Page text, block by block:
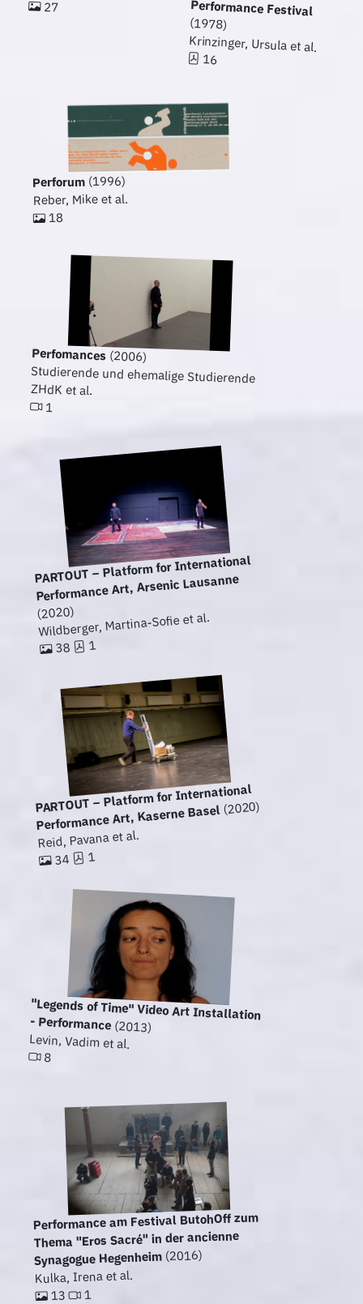
27 Performance Festival
(1978)
Krinzinger, Ursula et al.
16
Perforum (1996)
Reber, Mike et al.
18
Perfomances (2006)
Studierende und ehemalige Studierende
ZHdK et al.
1
PARTOUT – Platform for International
Performance Art, Arsenic Lausanne
(2020)
Wildberger, Martina-Sofie et al.
38 1
PARTOUT – Platform for International
Performance Art, Kaserne Basel(2020)
Reid, Pavana et al.
34 1
"Legends of Time" Video Art Installation
- Performance(2013)
Levin, Vadim et al.
8
Performance am Festival ButohOff zum
Thema "Eros Sacré" in der ancienne
Synagogue Hegenheim(2016)
Kulka, Irena et al.
13 1